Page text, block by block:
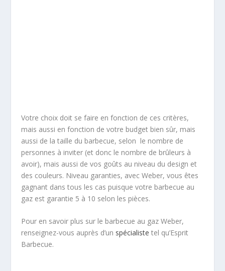
Votre choix doit se faire en fonction de ces critères,
mais aussi en fonction de votre budget bien sûr, mais
aussi de la taille du barbecue, selon le nombre de
personnes à inviter (et donc le nombre de brûleurs à
avoir), mais aussi de vos goûts au niveau du design et
des couleurs. Niveau garanties, avec Weber, vous êtes
gagnant dans tous les cas puisque votre barbecue au
gaz est garantie 5 à 10 selon les pièces.
Pour en savoir plus sur le barbecue au gaz Weber,
renseignez-vous auprès d’un spécialiste tel qu’Esprit
Barbecue.